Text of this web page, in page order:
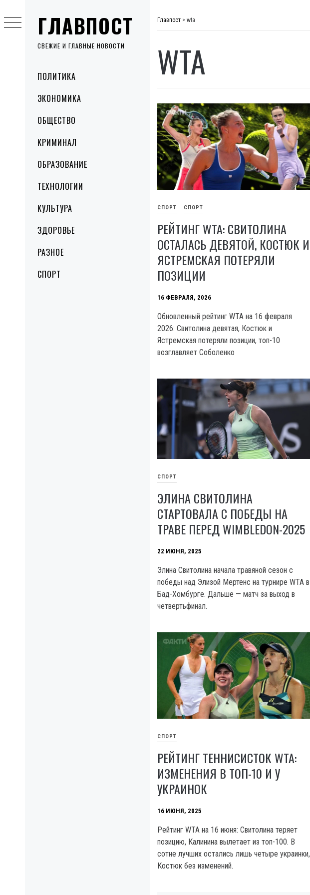
ГЛАВПОСТ
СВЕЖИЕ И ГЛАВНЫЕ НОВОСТИ
MenuПОЛИТИКА
ЭКОНОМИКА
ОБЩЕСТВО
КРИМИНАЛ
ОБРАЗОВАНИЕ
ТЕХНОЛОГИИ
КУЛЬТУРА
ЗДОРОВЬЕ
РАЗНОЕ
СПОРТ
to
content
Главпост > wta
WTA
СПОРТ СПОРТ
РЕЙТИНГ WTA: СВИТОЛИНА
ОСТАЛАСЬ ДЕВЯТОЙ, КОСТЮК И
ЯСТРЕМСКАЯ ПОТЕРЯЛИ
ПОЗИЦИИ
16 ФЕВРАЛЯ, 2026
Обновленный рейтинг WTA на 16 февраля
2026: Свитолина девятая, Костюк и
Ястремская потеряли позиции, топ-10
возглавляет Соболенко
СПОРТ
ЭЛИНА СВИТОЛИНА
СТАРТОВАЛА С ПОБЕДЫ НА
ТРАВЕ ПЕРЕД WIMBLEDON-2025
22 ИЮНЯ, 2025
Элина Свитолина начала травяной сезон с
победы над Элизой Мертенс на турнире WTA в
Бад-Хомбурге. Дальше — матч за выход в
четвертьфинал.
СПОРТ
РЕЙТИНГ ТЕННИСИСТОК WTA:
ИЗМЕНЕНИЯ В ТОП-10 И У
УКРАИНОК
16 ИЮНЯ, 2025
Рейтинг WTA на 16 июня: Свитолина теряет
позицию, Калинина вылетает из топ-100. В
сотне лучших остались лишь четыре украинки,
Костюк без изменений.